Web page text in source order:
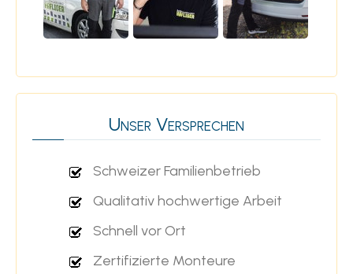
Unser Versprechen
Schweizer Familienbetrieb
Qualitativ hochwertige Arbeit
Schnell vor Ort
Zertifizierte Monteure